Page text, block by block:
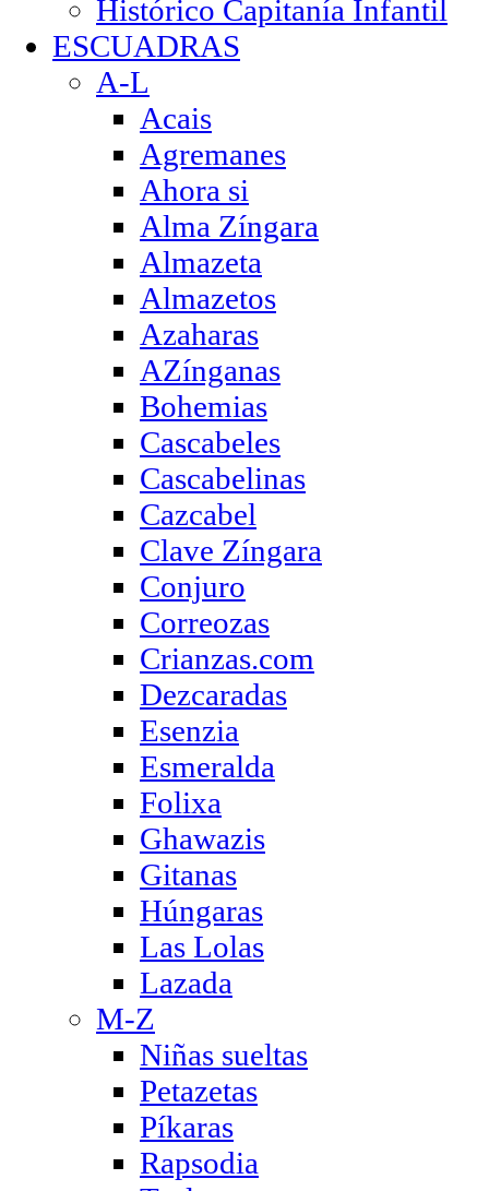
Histórico Capitanía Infantil
ESCUADRAS
A-L
Acais
Agremanes
Ahora si
Alma Zíngara
Almazeta
Almazetos
Azaharas
AZínganas
Bohemias
Cascabeles
Cascabelinas
Cazcabel
Clave Zíngara
Conjuro
Correozas
Crianzas.com
Dezcaradas
Esenzia
Esmeralda
Folixa
Ghawazis
Gitanas
Húngaras
Las Lolas
Lazada
M-Z
Niñas sueltas
Petazetas
Píkaras
Rapsodia